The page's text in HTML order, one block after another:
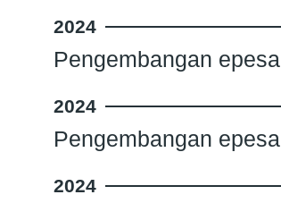
2024
Pengembangan
2024
Pengembangan
2024